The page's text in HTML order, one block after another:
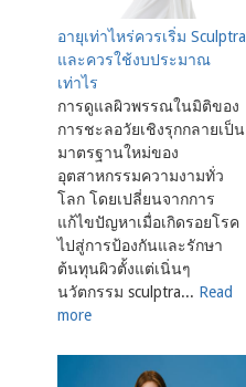
อายุเท่าไหร่ควรเริ่ม Sculptra
และควรใช้งบประมาณ
เท่าไร
การดูแลผิวพรรณในมิติของ
การชะลอวัยเชิงรุกกลายเป็น
มาตรฐานใหม่ของ
อุตสาหกรรมความงามทั่ว
โลก โดยเปลี่ยนจากการ
แก้ไขปัญหาเมื่อเกิดรอยโรค
ไปสู่การป้องกันและรักษา
ต้นทุนผิวตั้งแต่เนิ่นๆ
นวัตกรรม sculptra... Read
more